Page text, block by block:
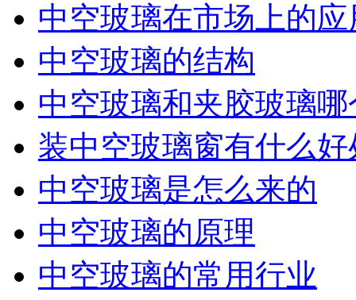
中空玻璃在市场上的应
中空玻璃的结构
中空玻璃和夹胶玻璃哪
装中空玻璃窗有什么好
中空玻璃是怎么来的
中空玻璃的原理
中空玻璃的常用行业